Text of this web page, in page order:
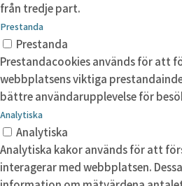
från tredje part.
Prestanda
Prestanda
Prestandacookies används för att
webbplatsens viktiga
bättre användarupplevelse för
Analytiska
Analytiska
Analytiska kakor används för att
interagerar med webbplatsen.